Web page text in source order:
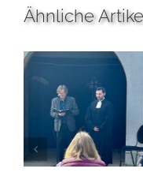
Ähnliche